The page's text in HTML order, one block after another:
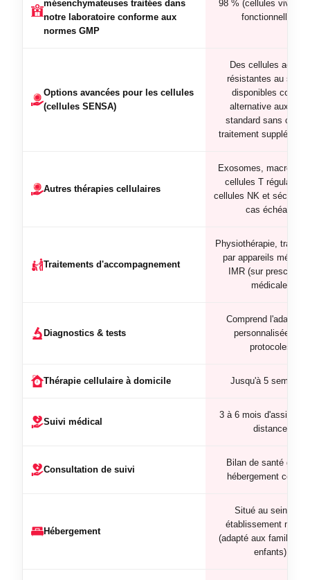
mésenchymateuses traitées dans
notre laboratoire conforme aux
normes GMP
98 % (cellules
fonctionnelles)
Options avancées pour les cellules
(cellules SENSA)
Des cellules
résistantes au
disponibles comme
alternative aux
standard sans coût
traitement
Autres thérapies cellulaires
Exosomes,
cellules T
cellules NK et
cas échéant
Traitements d'accompagnement
Physiothérapie,
par appareils
IMR (sur
médicale)
Diagnostics & tests
Comprend
personnalisée des
protocoles
Thérapie cellulaire à domicile Jusqu'à 5 semaines
Suivi médical
3 à 6 mois
distance
Consultation de suivi
Bilan de santé
hébergement
Hébergement
Situé au sein d'un
établissement
(adapté aux familles
enfants)